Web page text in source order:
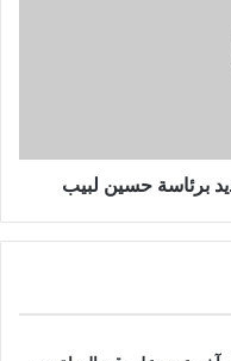
برئاسة حسين لبيب